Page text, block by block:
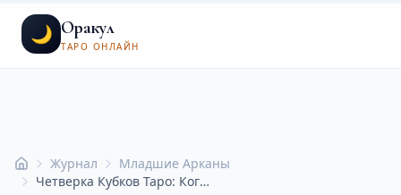
🌙 Оракул
ТАРО ОНЛАЙН
ГлавнаяЖурнал
Младшие Арканы
Четверка Кубков Таро: Когда Эмоции Застаиваются